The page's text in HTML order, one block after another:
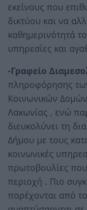
εκείνους που
δικτύου και να
καθημερινότητά
υπηρεσίες και
-Γραφείο
πληροφόρησης
Κοινωνικών
Λακωνίας , ενώ
διευκολύνει τη
Δήμου με τους
κοινωνικές
πρωτοβουλίες
περιοχή . Πιο
παρέχονται από